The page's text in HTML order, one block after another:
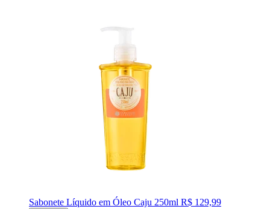
Sabonete Líquido em Óleo Caju 250ml R$ 129,99